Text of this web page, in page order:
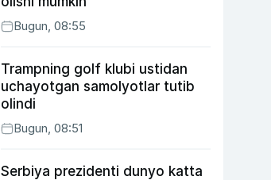
Bugun, 08:55
Trampning golf klubi ustidan
uchayotgan samolyotlar tutib
olindi
Bugun, 08:51
Serbiya prezidenti dunyo katta